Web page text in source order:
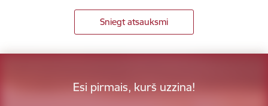
Sniegt atsauksmi
Esi pirmais, kurš uzzina!